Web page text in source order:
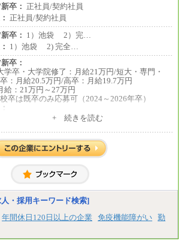
卒： 正社員/契約社員
正社員/契約社員
卒：
1）池袋 2）完…
1）池袋 2) 完全…
卒：
学卒・大学院修了：月給21万円/短大・専門・
：月給20.5万円/高卒：月給19.7万円
給：21万円～27万円
卒は既卒のみ応募可（2024～2026年卒）
給：21万円～25万円+ 続きを読む
・採用キーワード検索]
年間休日120日以上の企業 免疫機能障がい 勤